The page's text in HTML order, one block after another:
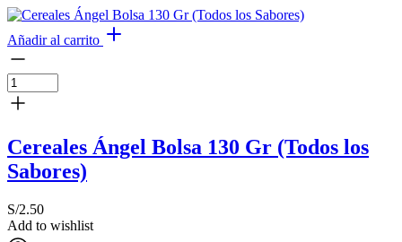
Añadir al carrito
Cereales Ángel Bolsa 130 Gr (Todos los
Sabores)
S/2.50
Add to wishlist